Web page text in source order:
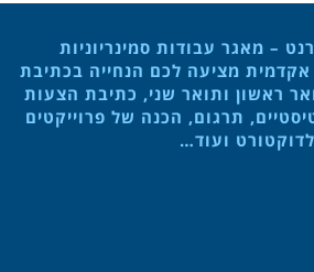
– מאגר עבודות סמינריוניות
אקדמית מציעה לכם הנחייה בכתיבת
ראשון ותואר שני, כתיבת הצעות
תרגום, הכנה של פרוייקטים
לדוקטורט ועוד…